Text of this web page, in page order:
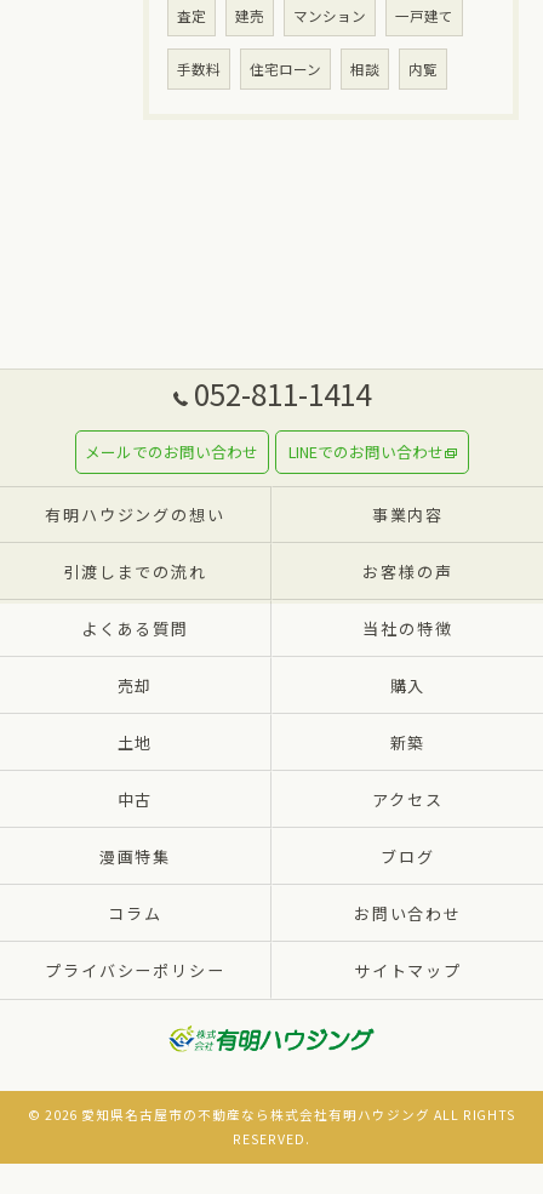
査定 建売 マンション 一戸建て
手数料 住宅ローン 相談 内覧
052-811-1414
メールでのお問い合わせ LINEでのお問い合わせ
有明ハウジングの想い 事業内容
引渡しまでの流れ お客様の声
よくある質問 当社の特徴
売却 購入
土地 新築
中古 アクセス
漫画特集 ブログ
コラム お問い合わせ
プライバシーポリシー サイトマップ
© 2026 愛知県名古屋市の不動産なら株式会社有明ハウジング ALL RIGHTS
RESERVED.